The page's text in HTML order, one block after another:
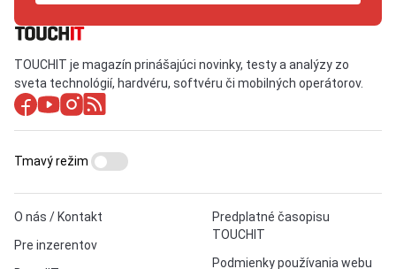
TOUCHIT je magazín prinášajúci novinky, testy a analýzy zo
sveta technológií, hardvéru, softvéru či mobilných operátorov.
O nás / Kontakt
Pre inzerentov
Predplatné časopisu
TOUCHIT
Podmienky používania webu
Tmavý režim